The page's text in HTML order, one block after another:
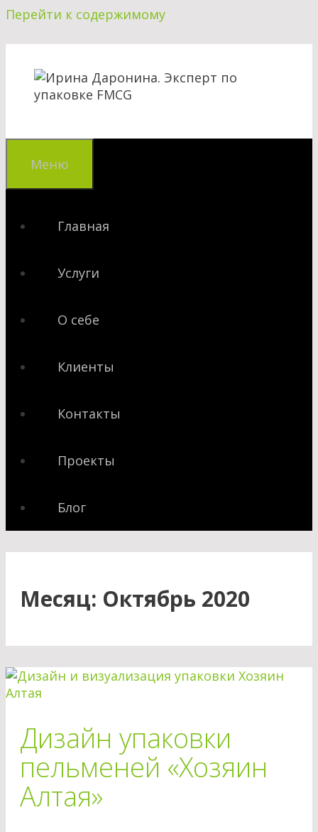
Перейти к содержимому
Меню
Главная
Услуги
О себе
Клиенты
Контакты
Проекты
Блог
Месяц: Октябрь 2020
Дизайн упаковки
пельменей «Хозяин
Алтая»